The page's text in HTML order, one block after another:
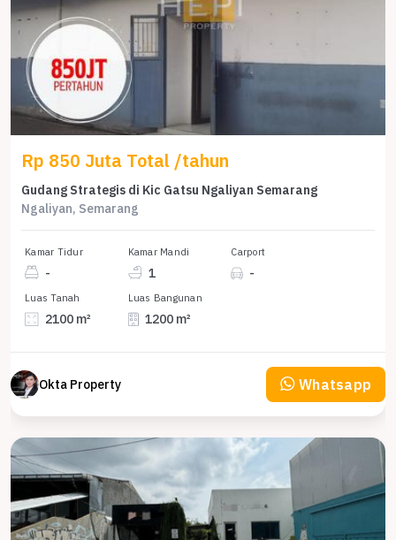
Rp 850 Juta Total /tahun
Gudang Strategis di Kic Gatsu Ngaliyan Semarang
Ngaliyan, Semarang
Kamar Tidur
-
Kamar Mandi
1
Carport
-
Luas Tanah
2100 m²
Luas Bangunan
1200 m²
Okta Property Whatsapp